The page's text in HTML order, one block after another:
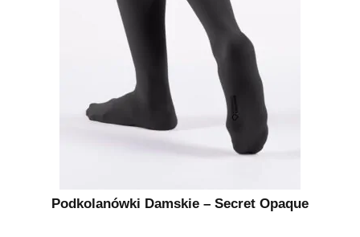
Podkolanówki Damskie – Secret Opaque